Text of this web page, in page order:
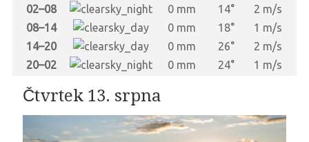
02–08
0 mm 14°
2 m/s
08–14
0 mm 18°
1 m/s
14–20
0 mm 26°
2 m/s
20–02
0 mm 24° 1 m/s
Čtvrtek 13. srpna